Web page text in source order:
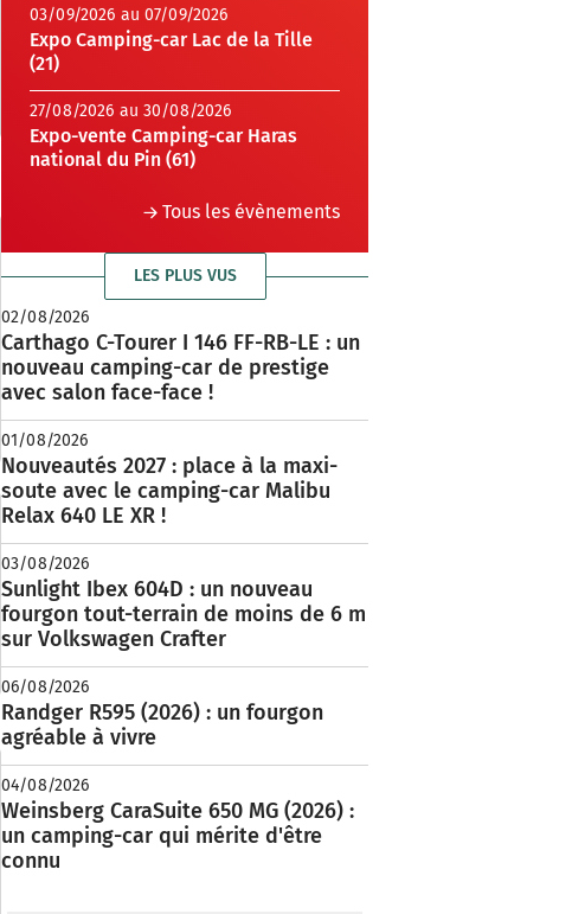
03/09/2026 au 07/09/2026
Expo Camping-car Lac de la Tille
(21)
27/08/2026 au 30/08/2026
Expo-vente Camping-car Haras
national du Pin (61)
Tous les évènements
LES PLUS VUS
02/08/2026
Carthago C-Tourer I 146 FF-RB-LE : un
nouveau camping-car de prestige
avec salon face-face !
01/08/2026
Nouveautés 2027 : place à la maxi-
soute avec le camping-car Malibu
Relax 640 LE XR !
03/08/2026
Sunlight Ibex 604D : un nouveau
fourgon tout-terrain de moins de 6 m
sur Volkswagen Crafter
06/08/2026
Randger R595 (2026) : un fourgon
agréable à vivre
04/08/2026
Weinsberg CaraSuite 650 MG (2026) :
un camping-car qui mérite d'être
connu